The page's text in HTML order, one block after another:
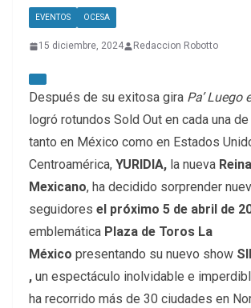
EVENTOS OCESA
15 diciembre, 2024 Redaccion Robotto
Después de su exitosa gira Pa’ Luego
logró rotundos Sold Out en cada una
tanto en México como en Estados
Centroamérica, YURIDIA, la nueva
Mexicano, ha decidido sorprender
seguidores el próximo 5 de abril de
emblemática Plaza de Toros La
México presentando su nuevo show
, un espectáculo inolvidable e
ha recorrido más de 30 ciudades en